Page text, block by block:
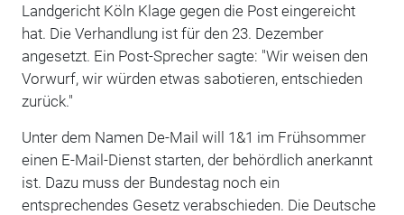
Landgericht Köln Klage gegen die Post eingereicht
hat. Die Verhandlung ist für den 23. Dezember
angesetzt. Ein Post-Sprecher sagte: "Wir weisen den
Vorwurf, wir würden etwas sabotieren, entschieden
zurück."
Unter dem Namen De-Mail will 1&1 im Frühsommer
einen E-Mail-Dienst starten, der behördlich anerkannt
ist. Dazu muss der Bundestag noch ein
entsprechendes Gesetz verabschieden. Die Deutsche